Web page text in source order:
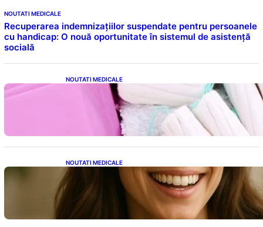
NOUTATI MEDICALE
Recuperarea indemnizațiilor suspendate pentru persoanele
cu handicap: O nouă oportunitate în sistemul de asistență
socială
NOUTATI MEDICALE
Tampoanele menstruale: O analiză profundă
a riscurilor legate de metale toxice
NOUTATI MEDICALE
Ceaiul – Băutura care protejează inima:
Descoperiri recente despre beneficiile
consumului zilnic